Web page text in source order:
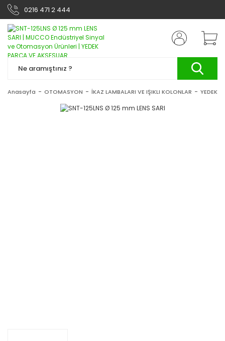
0216 471 2 444
Anasayfa OTOMASYON İKAZ LAMBALARI VE IŞIKLI KOLONLAR YEDEK